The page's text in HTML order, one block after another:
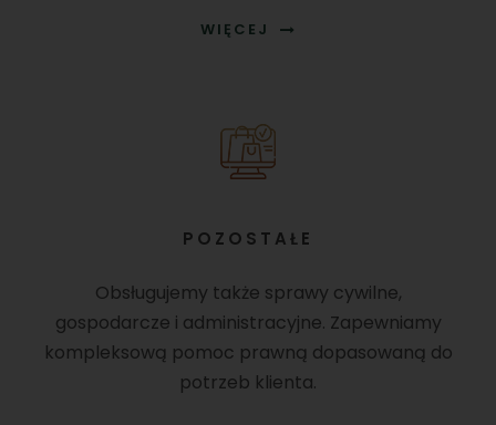
WIĘCEJ
POZOSTAŁE
Obsługujemy także sprawy cywilne,
gospodarcze i administracyjne. Zapewniamy
kompleksową pomoc prawną dopasowaną do
potrzeb klienta.